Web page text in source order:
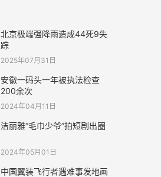
北京极端强降雨造成44死9失
踪
2025年07月31日
安徽一码头一年被执法检查
200余次
2024年04月11日
洁丽雅“毛巾少爷”拍短剧出圈
2024年05月01日
中国翼装飞行者遇难事发地画